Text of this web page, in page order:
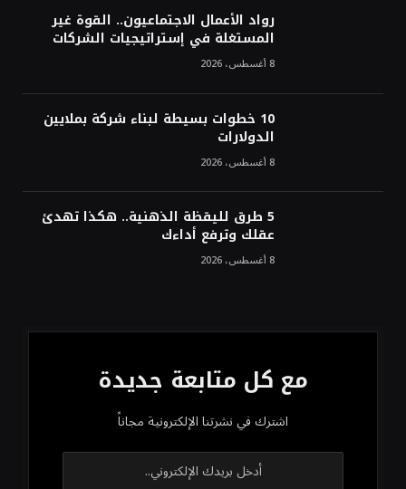
ترقب تطورات الوساطة بشأن الحرب
رواد الأعمال الاجتماعيون.. القوة غير
المستغلة في إستراتيجيات الشركات
8 أغسطس، 2026
10 خطوات بسيطة لبناء شركة بملايين
الدولارات
8 أغسطس، 2026
5 طرق لليقظة الذهنية.. هكذا تهدئ
عقلك وترفع أداءك
8 أغسطس، 2026
مع كل متابعة جديدة
اشترك في نشرتنا الإلكترونية مجاناً